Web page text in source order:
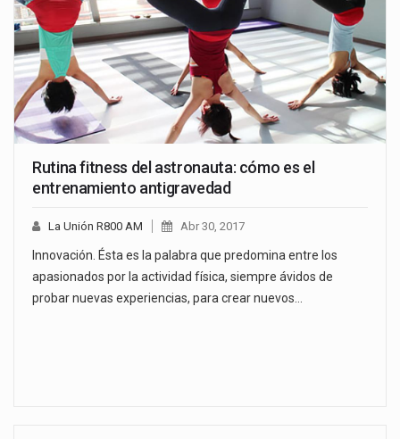
Rutina fitness del astronauta: cómo es el
entrenamiento antigravedad
La Unión R800 AM Abr 30, 2017
Innovación. Ésta es la palabra que predomina entre los
apasionados por la actividad física, siempre ávidos de
probar nuevas experiencias, para crear nuevos…